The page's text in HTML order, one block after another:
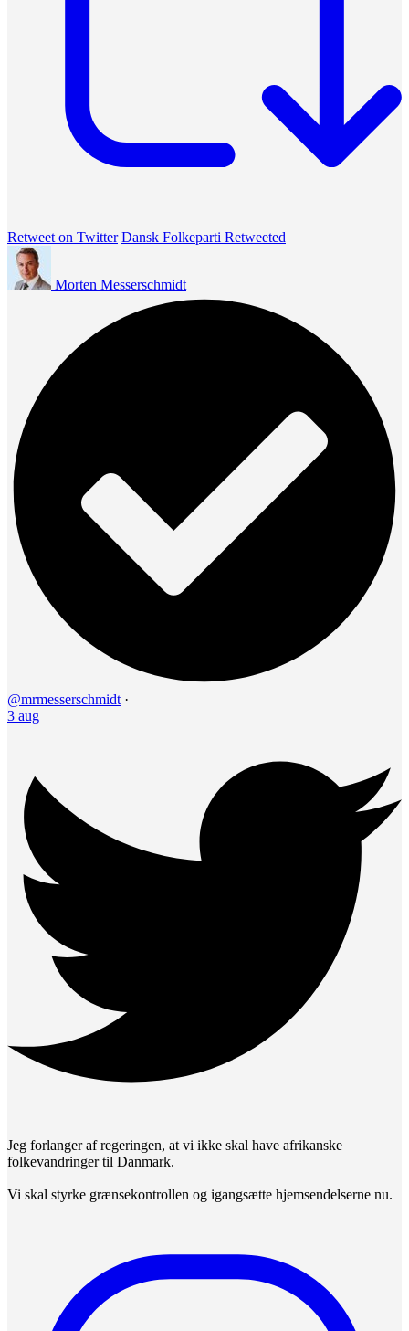
Retweet on Twitter Dansk Folkeparti Retweeted
Morten Messerschmidt
@mrmesserschmidt ·
3 aug
Jeg forlanger af regeringen, at vi ikke skal have afrikanske
folkevandringer til Danmark.
Vi skal styrke grænsekontrollen og igangsætte hjemsendelserne nu.